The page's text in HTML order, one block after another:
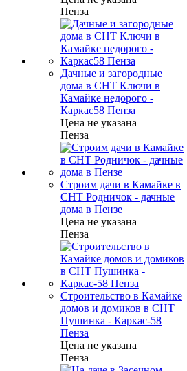
Пенза
Дачные и загородные
дома в СНТ Ключи в
Камайке недорого -
Каркас58 Пенза
Цена не указана
Пенза
Строим дачи в Камайке в
СНТ Родничок - дачные
дома в Пензе
Цена не указана
Пенза
Строительство в Камайке
домов и домиков в СНТ
Пушинка - Каркас-58
Пенза
Цена не указана
Пенза